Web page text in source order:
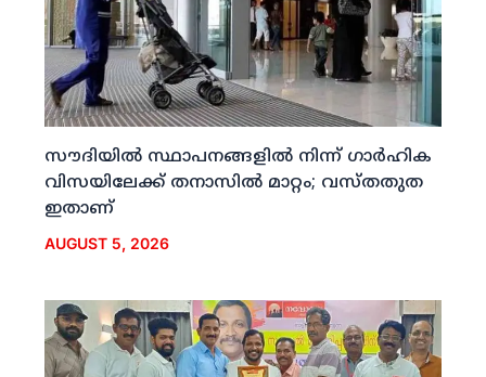
സൗദിയില്‍ സ്ഥാപനങ്ങളില്‍ നിന്ന് ഗാര്‍ഹിക
വിസയിലേക്ക് തനാസില്‍ മാറ്റം; വസ്തതുത
ഇതാണ്
AUGUST 5, 2026